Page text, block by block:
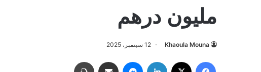
مليون درهم
Khaoula Mouna 12 سبتمبر، 2025